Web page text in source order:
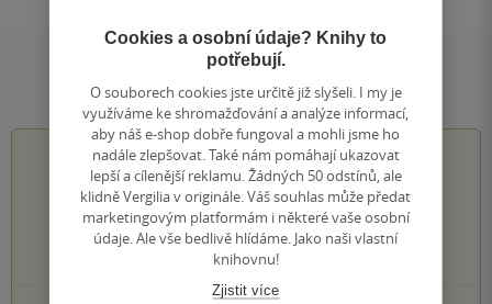
Hodnocení a recenze čtenářů
5.0z5
hodnocení čtenářů
Cookies a osobní údaje? Knihy to
potřebují.
O souborech cookies jste určitě již slyšeli. I my je
využíváme ke shromažďování a analýze informací,
aby náš e-shop dobře fungoval a mohli jsme ho
nadále zlepšovat. Také nám pomáhají ukazovat
lepší a cílenější reklamu. Žádných 50 odstínů, ale
klidně Vergilia v originále. Váš souhlas může předat
marketingovým platformám i některé vaše osobní
údaje. Ale vše bedlivě hlídáme. Jako naši vlastní
knihovnu!
Zjistit více